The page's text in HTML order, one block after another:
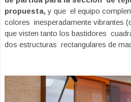
propuesta,y que el equipo
colores inesperadamente vibrantes
que visten tanto los bastidores
dos estructuras rectangulares de